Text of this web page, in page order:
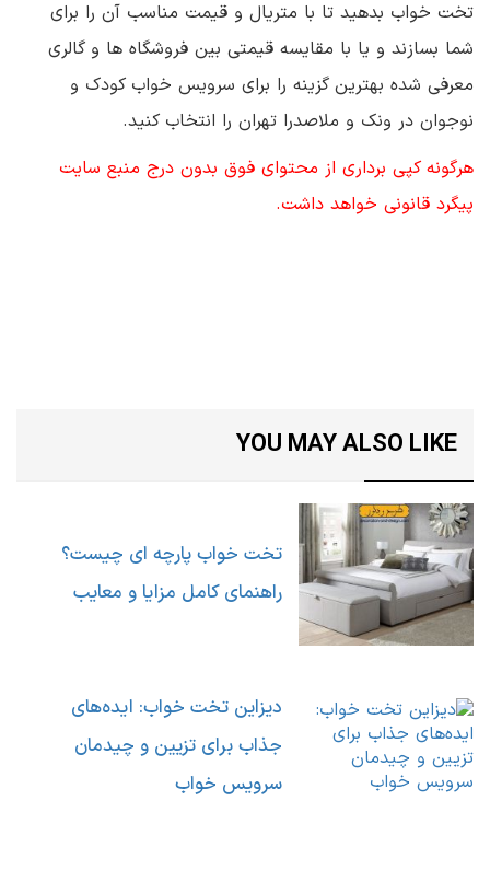
تخت خواب بدهید تا با متریال و قیمت مناسب آن را برای
شما بسازند و یا با مقایسه قیمتی بین فروشگاه ها و گالری
معرفی شده بهترین گزینه را برای سرویس خواب کودک و
نوجوان در ونک و ملاصدرا تهران را انتخاب کنید.
هرگونه کپی برداری از محتوای فوق بدون درج منبع سایت
پیگرد قانونی خواهد داشت.
YOU MAY ALSO LIKE
تخت خواب پارچه ای چیست؟
راهنمای کامل مزایا و معایب
دیزاین تخت خواب: ایده‌های
جذاب برای تزیین و چیدمان
سرویس خواب